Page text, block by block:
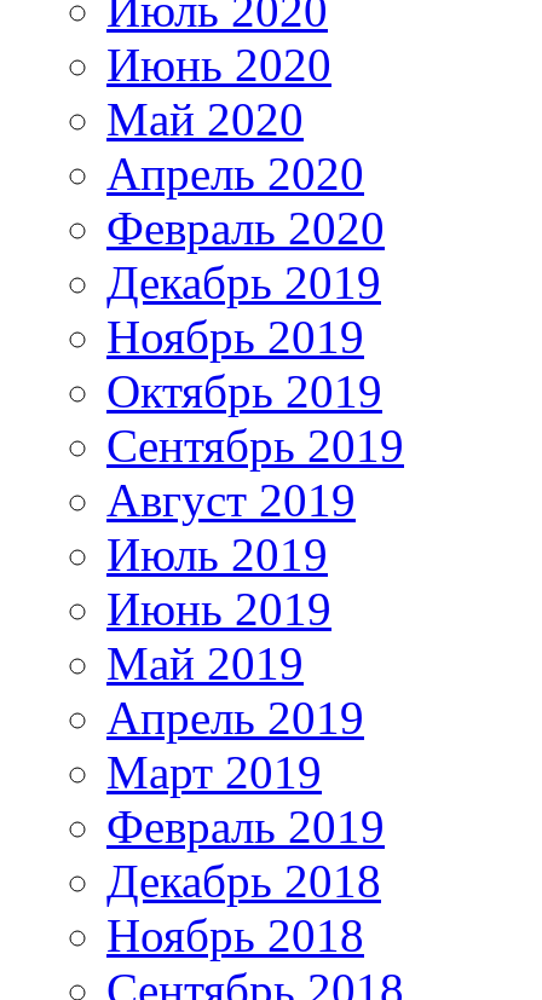
Июнь 2020
Май 2020
Апрель 2020
Февраль 2020
Декабрь 2019
Ноябрь 2019
Октябрь 2019
Сентябрь 2019
Август 2019
Июль 2019
Июнь 2019
Май 2019
Апрель 2019
Март 2019
Февраль 2019
Декабрь 2018
Ноябрь 2018
Сентябрь 2018